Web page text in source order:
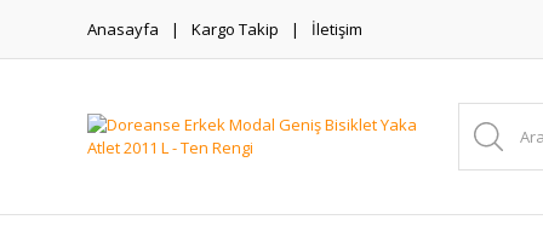
Anasayfa Kargo Takip İletişim